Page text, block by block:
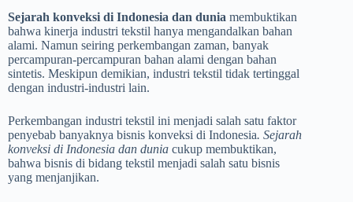
Sejarah konveksi di Indonesia dan dunia membuktikan
bahwa kinerja industri tekstil hanya mengandalkan bahan
alami. Namun seiring perkembangan zaman, banyak
percampuran-percampuran bahan alami dengan bahan
sintetis. Meskipun demikian, industri tekstil tidak tertinggal
dengan industri-industri lain.
Perkembangan industri tekstil ini menjadi salah satu faktor
penyebab banyaknya bisnis konveksi di Indonesia. Sejarah
konveksi di Indonesia dan dunia cukup membuktikan,
bahwa bisnis di bidang tekstil menjadi salah satu bisnis
yang menjanjikan.